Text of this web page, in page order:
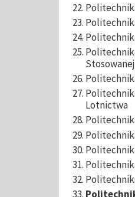
Stosowanej
Lotnictwa